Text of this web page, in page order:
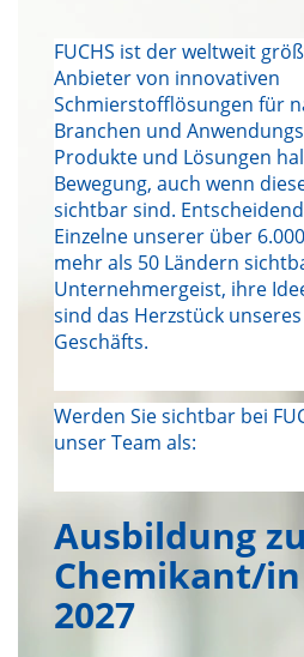
FUCHS ist der weltweit
Anbieter von innovativen
Schmierstofflösungen für
Branchen und
Produkte und Lösungen
Bewegung, auch wenn
sichtbar sind.
Einzelne unserer über
mehr als 50 Ländern
Unternehmergeist, ihre
sind das Herzstück
Geschäfts.
Werden Sie sichtbar bei
unser Team als:
Ausbildung
Chemikant/
2027